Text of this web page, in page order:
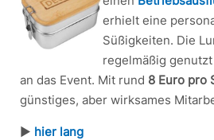
erhielt eine
Süßigkeiten. Die
regelmäßig
an das Event. Mit rund 8 Euro pro
günstiges, aber wirksames
► hier lang